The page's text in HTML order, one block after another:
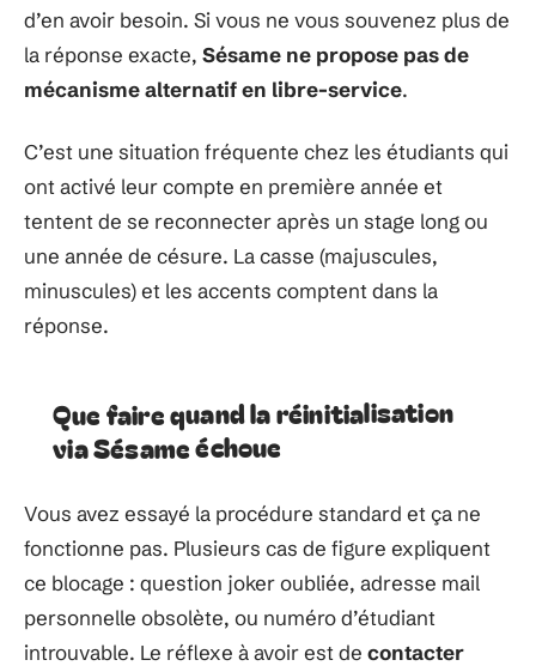
d’en avoir besoin. Si vous ne vous souvenez plus de
la réponse exacte, Sésame ne propose pas de
mécanisme alternatif en libre-service.
C’est une situation fréquente chez les étudiants qui
ont activé leur compte en première année et
tentent de se reconnecter après un stage long ou
une année de césure. La casse (majuscules,
minuscules) et les accents comptent dans la
réponse.
Que faire quand la réinitialisation
via Sésame échoue
Vous avez essayé la procédure standard et ça ne
fonctionne pas. Plusieurs cas de figure expliquent
ce blocage : question joker oubliée, adresse mail
personnelle obsolète, ou numéro d’étudiant
introuvable. Le réflexe à avoir est de contacter